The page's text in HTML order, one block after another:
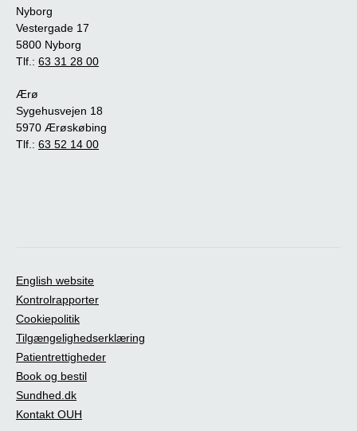
Nyborg
Vestergade 17
5800 Nyborg
Tlf.: 63 31 28 00
Ærø
Sygehusvejen 18
5970 Ærøskøbing
Tlf.: 63 52 14 00
English website
Kontrolrapporter
Cookiepolitik
Tilgængelighedserklæring
Patientrettigheder
Book og bestil
Sundhed.dk
Kontakt OUH